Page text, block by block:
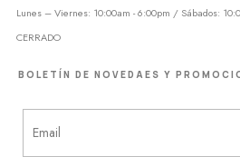
Lunes – Viernes: 10:00am - 6:00pm / Sábados:
CERRADO
BOLETÍN DE NOVEDAES Y